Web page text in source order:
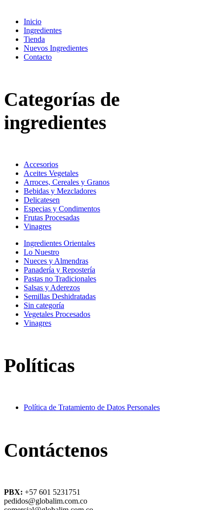
Inicio
Ingredientes
Tienda
Nuevos Ingredientes
Contacto
Categorías de
ingredientes
Accesorios
Aceites Vegetales
Arroces, Cereales y Granos
Bebidas y Mezcladores
Delicatesen
Especias y Condimentos
Frutas Procesadas
Vinagres
Ingredientes Orientales
Lo Nuestro
Nueces y Almendras
Panadería y Repostería
Pastas no Tradicionales
Salsas y Aderezos
Semillas Deshidratadas
Sin categoría
Vegetales Procesados
Vinagres
Políticas
Política de Tratamiento de Datos Personales
Contáctenos
PBX: +57 601 5231751
pedidos@globalim.com.co